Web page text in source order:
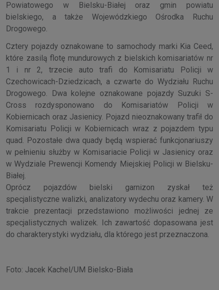
Powiatowego w Bielsku-Białej oraz gmin powiatu
bielskiego, a także Wojewódzkiego Ośrodka Ruchu
Drogowego.
Cztery pojazdy oznakowane to samochody marki Kia Ceed,
które zasilą flotę mundurowych z bielskich komisariatów nr
1 i nr 2, trzecie auto trafi do Komisariatu Policji w
Czechowicach-Dziedzicach, a czwarte do Wydziału Ruchu
Drogowego. Dwa kolejne oznakowane pojazdy Suzuki S-
Cross rozdysponowano do Komisariatów Policji w
Kobiernicach oraz Jasienicy. Pojazd nieoznakowany trafił do
Komisariatu Policji w Kobiernicach wraz z pojazdem typu
quad. Pozostałe dwa quady będą wspierać funkcjonariuszy
w pełnieniu służby w Komisariacie Policji w Jasienicy oraz
w Wydziale Prewencji Komendy Miejskiej Policji w Bielsku-
Białej.
Oprócz pojazdów bielski garnizon zyskał też
specjalistyczne walizki, analizatory wydechu oraz kamery. W
trakcie prezentacji przedstawiono możliwości jednej ze
specjalistycznych walizek. Ich zawartość dopasowana jest
do charakterystyki wydziału, dla którego jest przeznaczona.
Foto: Jacek Kachel/UM Bielsko-Biała